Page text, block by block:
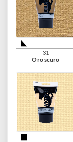
25
Terra bruna
28
Argento